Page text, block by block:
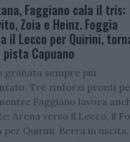
Faggiano cala il tris:
Zoia e Heinz. Foggia
il Lecco per Quirini,
Capuano
granata sempre più
Tre rinforzi pronti
Faggiano lavora
Arena verso il Lecco, il
per Quirini. Berra in